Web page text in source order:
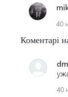
Коментарі